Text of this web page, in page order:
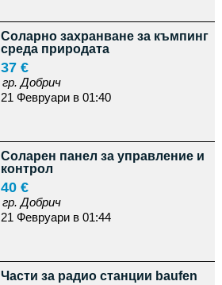
Соларно захранване за къмпинг
среда природата
37 €
гр. Добрич
21 Февруари в 01:40
Соларен панел за управление и
контрол
40 €
гр. Добрич
21 Февруари в 01:44
Части за радио станции baufen